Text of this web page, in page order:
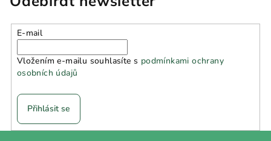
E-mail
Vložením e-mailu souhlasíte s podmínkami ochrany
osobních údajů
Přihlásit se